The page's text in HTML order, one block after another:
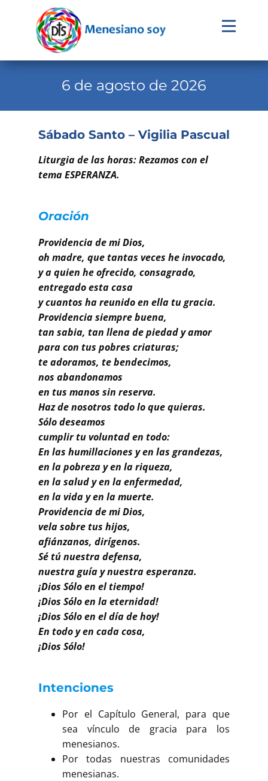
Evangelio
Familia Menesiana
Recursos
Contacto
Buscar
6 de agosto de 2026
Sábado Santo – Vigilia Pascual
Liturgia de las horas: Rezamos con el
tema ESPERANZA.
Oración
Providencia de mi Dios,
oh madre, que tantas veces he invocado,
y a quien he ofrecido, consagrado,
entregado esta casa
y cuantos ha reunido en ella tu gracia.
Providencia siempre buena,
tan sabia, tan llena de piedad y amor
para con tus pobres criaturas;
te adoramos, te bendecimos,
nos abandonamos
en tus manos sin reserva.
Haz de nosotros todo lo que quieras.
Sólo deseamos
cumplir tu voluntad en todo:
En las humillaciones y en las grandezas,
en la pobreza y en la riqueza,
en la salud y en la enfermedad,
en la vida y en la muerte.
Providencia de mi Dios,
vela sobre tus hijos,
afiánzanos, dirígenos.
Sé tú nuestra defensa,
nuestra guía y nuestra esperanza.
¡Dios Sólo en el tiempo!
¡Dios Sólo en la eternidad!
¡Dios Sólo en el día de hoy!
En todo y en cada cosa,
¡Dios Sólo!
Intenciones
Por el Capítulo General, para que
sea vínculo de gracia para los
menesianos.
Por todas nuestras comunidades
menesianas.